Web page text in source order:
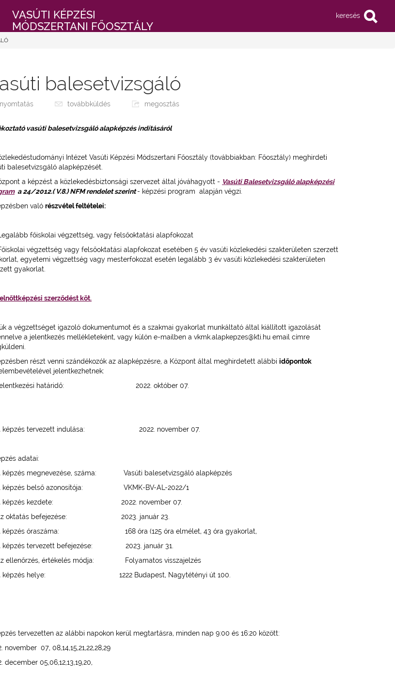
VASÚTI KÉPZÉSI
MÓDSZERTANI FŐOSZTÁLY
balesetvizsgáló
nyomtatás továbbküldés megosztás
vasúti balesetvizsgáló alapképzés indításáról
Intézet Vasúti Képzési Módszertani Főosztály (továbbiakban: Főosztály) meghirdeti
balesetvizsgáló alapképzését.
a képzést a közlekedésbiztonsági szervezet által jóváhagyott - Vasúti Balesetvizsgáló alapképzési
a 24/2012.( V.8.) NFM rendelet szerint- képzési program alapján végzi.
való részvétel feltételei:
főiskolai végzettség, vagy felsőoktatási alapfokozat
végzettség vagy felsőoktatási alapfokozat esetében 5 év vasúti közlekedési szakterületen szerzett
egyetemi végzettség vagy mesterfokozat esetén legalább 3 év vasúti közlekedési szakterületen
gyakorlat.
szerződést köt.
a végzettséget igazoló dokumentumot és a szakmai gyakorlat munkáltató által kiállított igazolását
a jelentkezés mellékleteként, vagy külön e-mailben a vkmk.alapkepzes@kti.hu email címre
részt venni szándékozók az alapképzésre, a Központ által meghirdetett alábbi időpontok
jelentkezhetnek:
határidő: 2022. október 07.
képzés tervezett indulása: 2022. november 07.
adatai:
megnevezése, száma: Vasúti balesetvizsgáló alapképzés
belső azonosítója: VKMK-BV-AL-2022/1
képzés kezdete: 2022. november 07.
oktatás befejezése: 2023. január 23.
képzés óraszáma: 168 óra (125 óra elmélet, 43 óra gyakorlat,
tervezett befejezése: 2023. január 31.
ellenőrzés, értékelés módja: Folyamatos visszajelzés
képzés helye: 1222 Budapest, Nagytétényi út 100.
tervezetten az alábbi napokon kerül megtartásra, minden nap 9:00 és 16:20 között:
november 07, 08,14,15,21,22,28,29
december 05,06,12,13,19,20,